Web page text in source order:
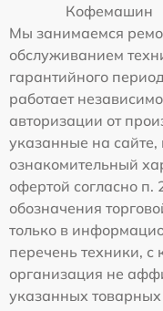
Кофемашин
Мы занимаемся
обслуживанием
гарантийного
работает
авторизации от
указанные на сайте,
ознакомительный
офертой согласно
обозначения
только в
перечень техники,
организация не
указанных товарных